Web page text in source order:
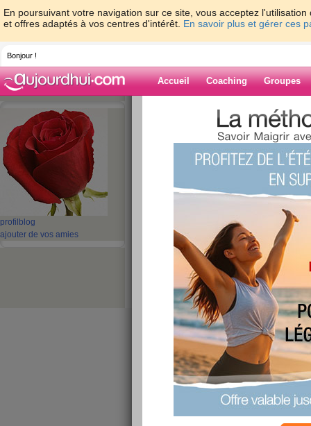
En poursuivant votre navigation sur ce site, vous acceptez
et offres adaptés à vos centres d'intérêt. En savoir plus et gérer ces
Bonjour !
Accueil Coaching Groupes
profil blog
ajouter de vos amies
> > bilan
Blog de
bilan du mardi 2
petit-dèj : 1 quignon de pain (50g environ), 1
dèj : taboulé (le reste), 1 côte de porc , 1 cône
16 h : 1 morceau de baguette (40g environ), 1
dîner : poêlée de dinde avec tomates et
grosse tartine de confiture de myrtilles
dans la journée : 1/2l de tisane (thym,
plusieurs cafés sans sucre